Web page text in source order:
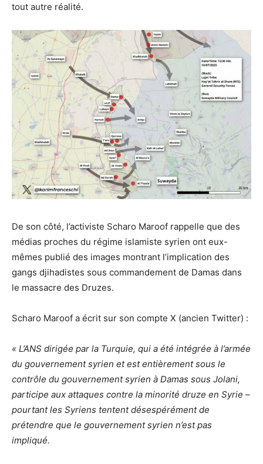
tout autre réalité.
De son côté, l’activiste Scharo Maroof rappelle que des
médias proches du régime islamiste syrien ont eux-
mêmes publié des images montrant l’implication des
gangs djihadistes sous commandement de Damas dans
le massacre des Druzes.
Scharo Maroof a écrit sur son compte X (ancien Twitter) :
« L’ANS dirigée par la Turquie, qui a été intégrée à l’armée
du gouvernement syrien et est entièrement sous le
contrôle du gouvernement syrien à Damas sous Jolani,
participe aux attaques contre la minorité druze en Syrie –
pourtant les Syriens tentent désespérément de
prétendre que le gouvernement syrien n’est pas
impliqué.